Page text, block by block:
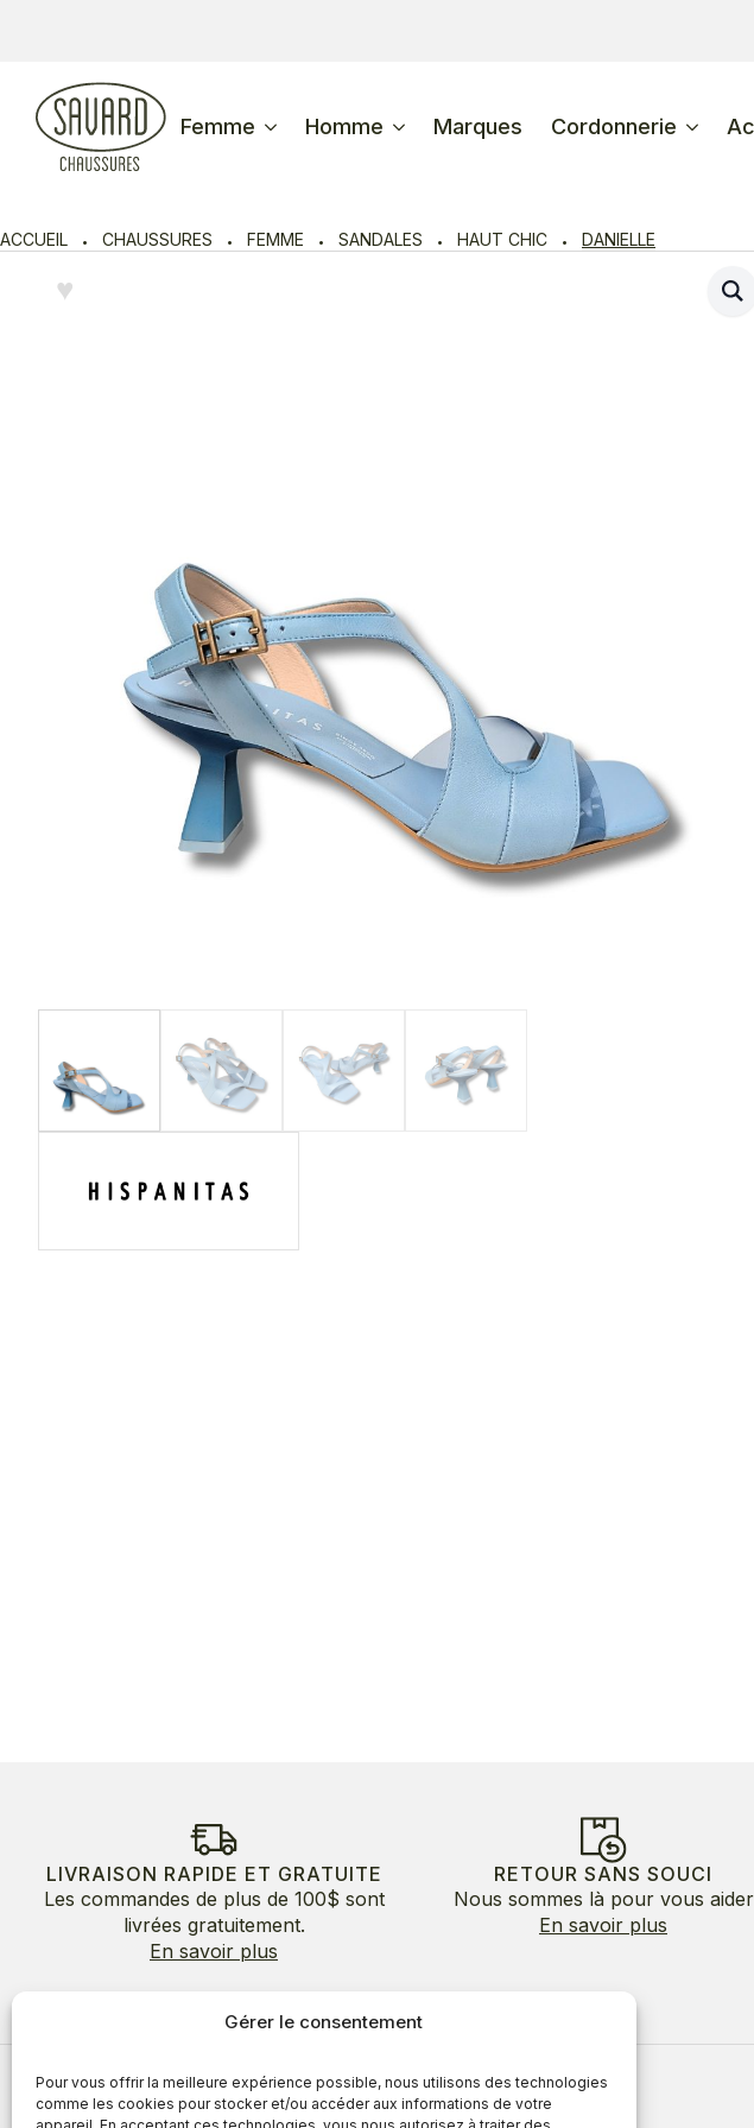
Gérer le consentement
Pour vous offrir la meilleure expérience possible, nous utilisons des technologies
comme les cookies pour stocker et/ou accéder aux informations de votre
Femme Homme Marques Cordonnerie
ACCUEIL CHAUSSURES FEMME SANDALES HAUT CHIC DANIELLE
♥︎
LIVRAISON RAPIDE ET GRATUITE
Les commandes de plus de 100$ sont
livrées gratuitement.
En savoir plus
RETOUR SANS SOUCI
Nous sommes là pour vous aider
En savoir plus
À propos de nous